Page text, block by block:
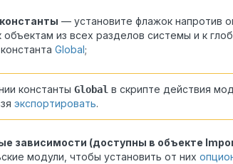
— установите флажок напротив
объектам из всех разделов системы и к
Global ;
константы Global в скрипте действия
экспортировать.
зависимости (доступны в объекте
модули, чтобы установить от них